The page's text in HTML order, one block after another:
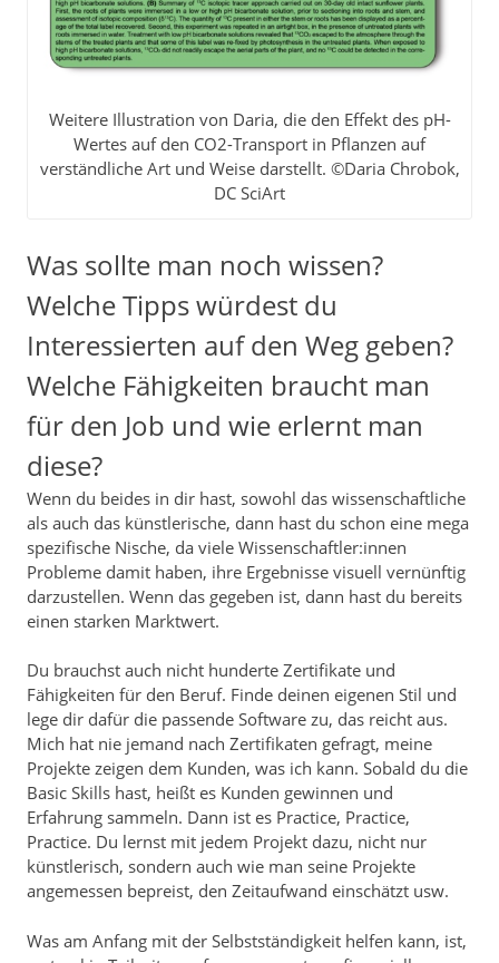
Weitere Illustration von Daria, die den Effekt des pH-
Wertes auf den CO2-Transport in Pflanzen auf
verständliche Art und Weise darstellt. ©Daria Chrobok,
DC SciArt
Was sollte man noch wissen?
Welche Tipps würdest du
Interessierten auf den Weg geben?
Welche Fähigkeiten braucht man
für den Job und wie erlernt man
diese?
Wenn du beides in dir hast, sowohl das wissenschaftliche
als auch das künstlerische, dann hast du schon eine mega
spezifische Nische, da viele Wissenschaftler:innen
Probleme damit haben, ihre Ergebnisse visuell vernünftig
darzustellen. Wenn das gegeben ist, dann hast du bereits
einen starken Marktwert.
Du brauchst auch nicht hunderte Zertifikate und
Fähigkeiten für den Beruf. Finde deinen eigenen Stil und
lege dir dafür die passende Software zu, das reicht aus.
Mich hat nie jemand nach Zertifikaten gefragt, meine
Projekte zeigen dem Kunden, was ich kann. Sobald du die
Basic Skills hast, heißt es Kunden gewinnen und
Erfahrung sammeln. Dann ist es Practice, Practice,
Practice. Du lernst mit jedem Projekt dazu, nicht nur
künstlerisch, sondern auch wie man seine Projekte
angemessen bepreist, den Zeitaufwand einschätzt usw.
Was am Anfang mit der Selbstständigkeit helfen kann, ist,